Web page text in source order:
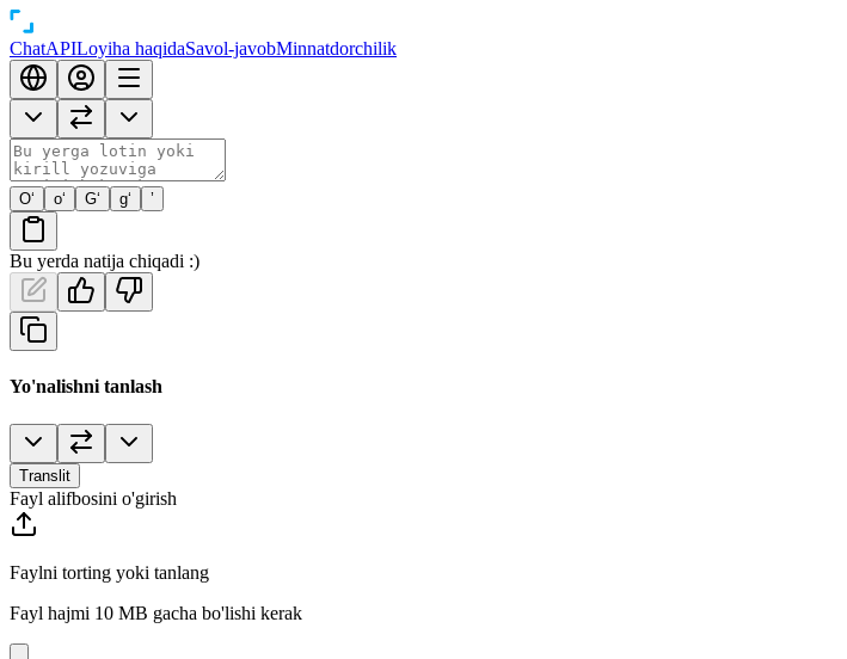
ChatAPILoyiha haqidaSavol-javobMinnatdorchilik
O‘ o‘ G‘ g‘ ’
Bu yerda natija chiqadi :)
Yo'nalishni tanlash
Translit
Fayl alifbosini o'girish
Faylni torting yoki tanlang
Fayl hajmi 10 MB gacha bo'lishi kerak